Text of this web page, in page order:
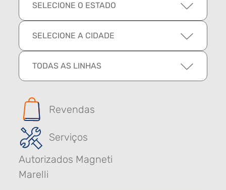
SELECIONE O ESTADO
SELECIONE A CIDADE
TODAS AS LINHAS
Revendas
Serviços
Autorizados Magneti
Marelli